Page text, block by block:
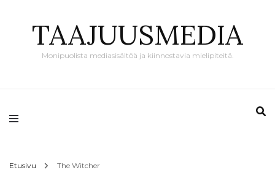
TAAJUUSMEDIA
Monipuolista mediasisältöä ja kiinnostavia mielipiteitä.
Etusivu The Witcher